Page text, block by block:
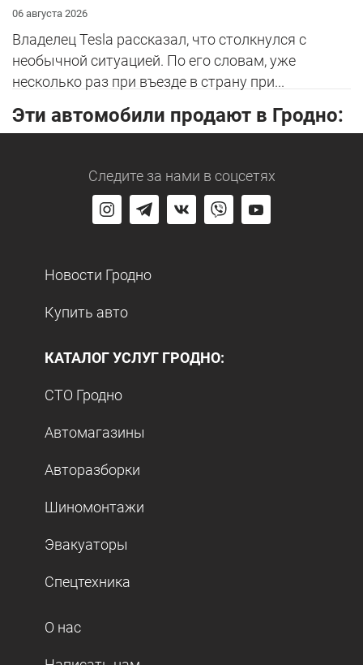
06 августа 2026
Владелец Tesla рассказал, что столкнулся с
необычной ситуацией. По его словам, уже
несколько раз при въезде в страну при...
Эти автомобили продают в Гродно:
Следите за нами в соцсетях
Новости Гродно
Купить авто
КАТАЛОГ УСЛУГ ГРОДНО:
СТО Гродно
Автомагазины
Авторазборки
Шиномонтажи
Эвакуаторы
Спецтехника
О нас